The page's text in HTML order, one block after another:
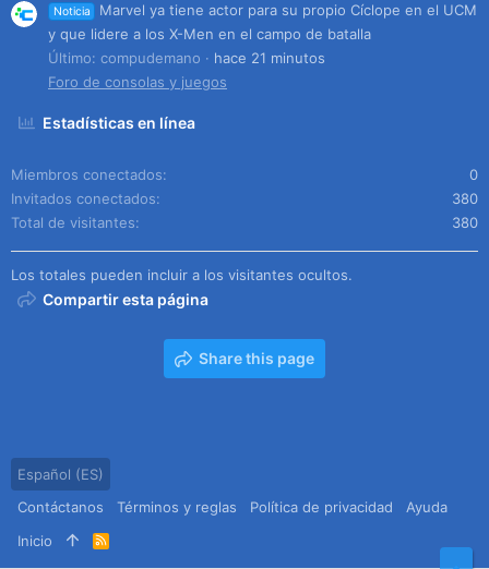
Noticia
Marvel ya tiene actor para su propio Cíclope en el UCM
y que lidere a los X-Men en el campo de batalla
Último: compudemano
hace 21 minutos
Foro de consolas y juegos
Estadísticas en línea
Miembros conectados
0
Invitados conectados
380
Total de visitantes
380
Los totales pueden incluir a los visitantes ocultos.
Compartir esta página
Share this page
Español (ES)
Contáctanos
Términos y reglas Política de privacidad
Ayuda
Inicio
R